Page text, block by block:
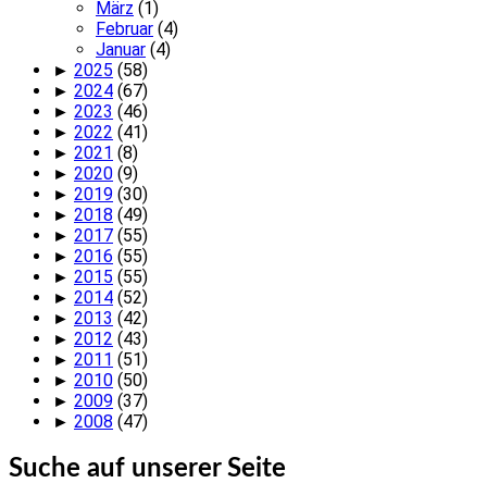
März (1)
Februar (4)
Januar (4)
► 2025 (58)
► 2024 (67)
► 2023 (46)
► 2022 (41)
► 2021 (8)
► 2020 (9)
► 2019 (30)
► 2018 (49)
► 2017 (55)
► 2016 (55)
► 2015 (55)
► 2014 (52)
► 2013 (42)
► 2012 (43)
► 2011 (51)
► 2010 (50)
► 2009 (37)
► 2008 (47)
Suche auf unserer Seite